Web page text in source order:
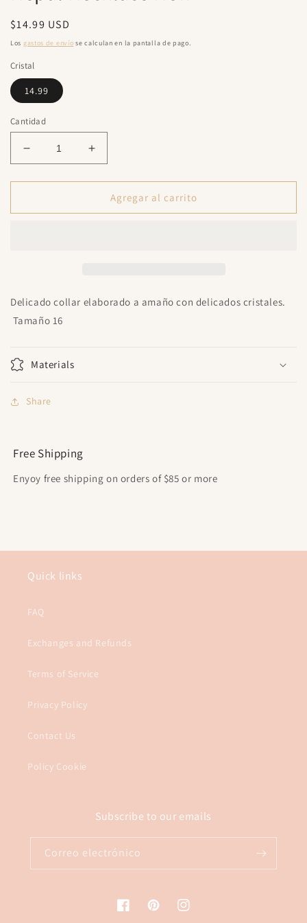
modal
Precio
habitual
$14.99 USD
Los gastos de envío se calculan en la pantalla de pago.
Cristal
14.99
Cantidad
Reducir
cantidad
para
Necklace
Aumentar
cantidad
para
Nepal
Necklace
Agregar al carrito
Delicado collar elaborado a amaño con delicados cristales.
Tamaño 16
Materials
Share
Free Shipping
Enyoy free shipping on orders of $85 or more
Quick links
FAQ
Exchanges and Refunds
Terms of Service
Privacy Policy
Contact Us
Policy Cookie
Subscribe to our emails
Correo electrónico
FacebookPinterestInstagram